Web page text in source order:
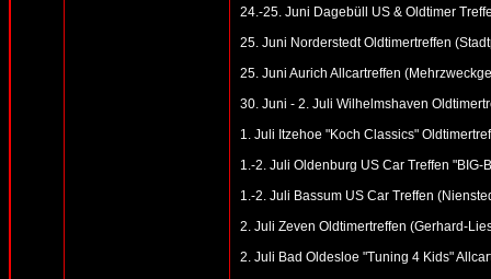
24.-25. Juni Dagebüll US & Oldtimer
25. Juni Norderstedt Oldtimertreffen
25. Juni Aurich Allcartreffen
30. Juni - 2. Juli Wilhelmshaven
1. Juli Itzehoe "Koch Classics"
1.-2. Juli Oldenburg US Car Treffen
1.-2. Juli Bassum US Car Treffen
2. Juli Zeven Oldtimertreffen (Gerhard-
2. Juli Bad Oldesloe "Tuning 4 Kids"